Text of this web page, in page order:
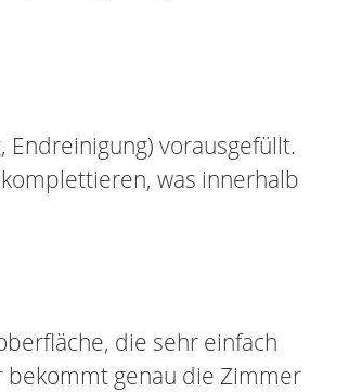
vorausgefüllt.
was innerhalb
die sehr einfach
bekommt genau die Zimmer